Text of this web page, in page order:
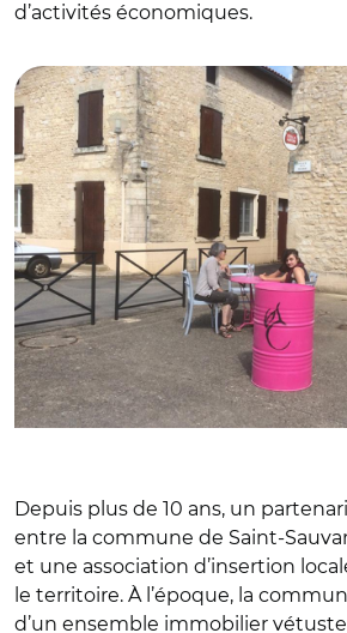
d’activités économiques.
Depuis plus de 10 ans, un
entre la commune de Saint-
et une association d’insertion
le territoire. À l’époque, la
d’un ensemble immobilier